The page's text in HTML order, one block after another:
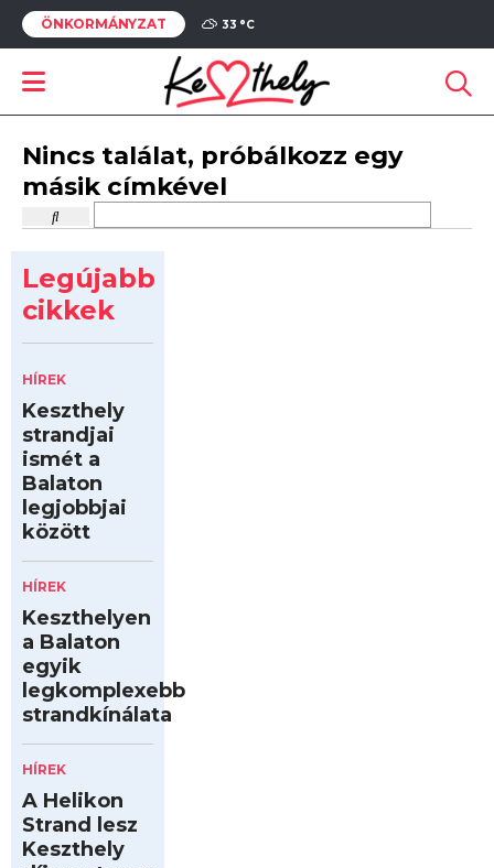
ÖNKORMÁNYZAT 33 °C
Nincs találat, próbálkozz egy
másik címkével
Legújabb
cikkek
HÍREK
Keszthely
strandjai
ismét a
Balaton
legjobbjai
között
HÍREK
Keszthelyen
a Balaton
egyik
legkomplexebb
strandkínálata
HÍREK
A Helikon
Strand lesz
Keszthely